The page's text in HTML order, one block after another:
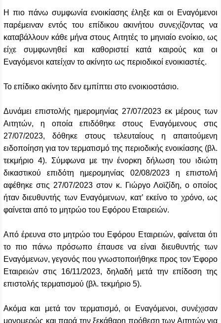
Η πιο πάνω συμφωνία ενοικίασης έληξε και οι Εναγόμενοι
παρέμειναν εντός του επίδικου ακινήτου συνεχίζοντας να
καταβάλλουν κάθε μήνα στους Αιτητές το μηνιαίο ενοίκιο, ως
είχε συμφωνηθεί και καθοριστεί κατά καιρούς και οι
Εναγόμενοι κατείχαν το ακίνητο ως περιοδικοί ενοικιαστές.
Το επίδικο ακίνητο δεν εμπίπτει στο ενοικιοστάσιο.
Δυνάμει επιστολής ημερομηνίας 27/07/2023 εκ μέρους των
Αιτητών, η οποία επιδόθηκε στους Εναγόμενους στις
27/07/2023, δόθηκε στους τελευταίους η απαιτούμενη
ειδοποίηση για τον τερματισμό της περιοδικής ενοικίασης (βλ.
τεκμήριο 4). Σύμφωνα με την ένορκη δήλωση του ιδιώτη
δικαστικού επιδότη ημερομηνίας 02/08/2023 η επιστολή
αφέθηκε στις 27/07/2023 στον κ. Γιώργο Λοϊζίδη, ο οποίος
ήταν διευθυντής των Εναγόμενων, κατ’ εκείνο το χρόνο, ως
φαίνεται από το μητρώο του Εφόρου Εταιρειών.
Από έρευνα στο μητρώο του Εφόρου Εταιρειών, φαίνεται ότι
το πιο πάνω πρόσωπο έπαυσε να είναι διευθυντής των
Εναγόμενων, γεγονός που γνωστοποιήθηκε προς τον Έφορο
Εταιρειών στις 16/11/2023, δηλαδή μετά την επίδοση της
επιστολής τερματισμού (βλ. τεκμήριο 5).
Ακόμα και μετά τον τερματισμό, οι Εναγόμενοι, συνέχισαν
μονομερώς και παρά την ξεκάθαρη πρόθεση των Αιτητών για